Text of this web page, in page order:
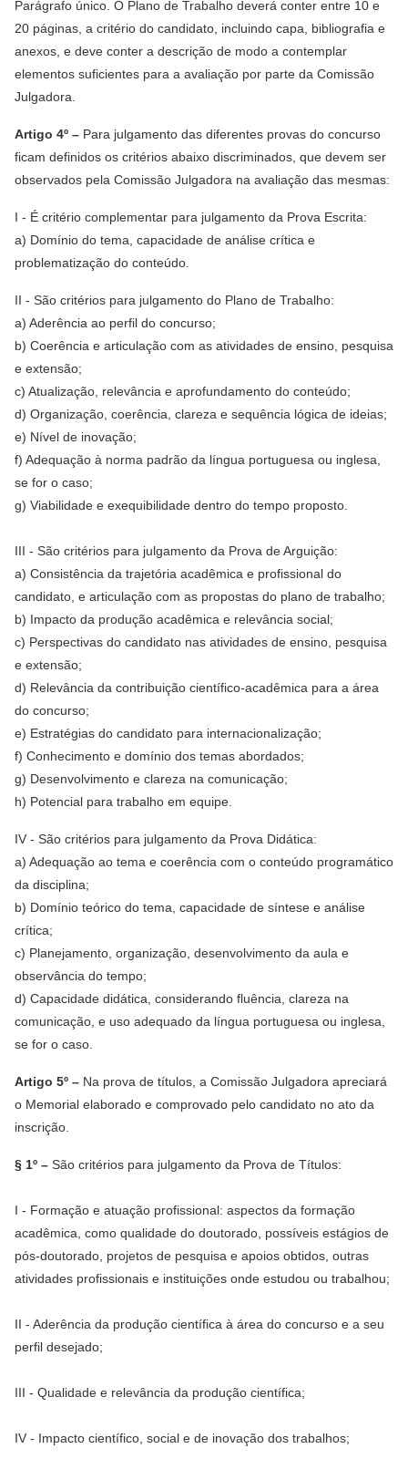
Parágrafo único. O Plano de Trabalho deverá conter entre 10 e
20 páginas, a critério do candidato, incluindo capa, bibliografia e
anexos, e deve conter a descrição de modo a contemplar
elementos suficientes para a avaliação por parte da Comissão
Julgadora.
Artigo 4º – Para julgamento das diferentes provas do concurso
ficam definidos os critérios abaixo discriminados, que devem ser
observados pela Comissão Julgadora na avaliação das mesmas:
I - É critério complementar para julgamento da Prova Escrita:
a) Domínio do tema, capacidade de análise crítica e
problematização do conteúdo.
II - São critérios para julgamento do Plano de Trabalho:
a) Aderência ao perfil do concurso;
b) Coerência e articulação com as atividades de ensino, pesquisa
e extensão;
c) Atualização, relevância e aprofundamento do conteúdo;
d) Organização, coerência, clareza e sequência lógica de ideias;
e) Nível de inovação;
f) Adequação à norma padrão da língua portuguesa ou inglesa,
se for o caso;
g) Viabilidade e exequibilidade dentro do tempo proposto.
III - São critérios para julgamento da Prova de Arguição:
a) Consistência da trajetória acadêmica e profissional do
candidato, e articulação com as propostas do plano de trabalho;
b) Impacto da produção acadêmica e relevância social;
c) Perspectivas do candidato nas atividades de ensino, pesquisa
e extensão;
d) Relevância da contribuição científico-acadêmica para a área
do concurso;
e) Estratégias do candidato para internacionalização;
f) Conhecimento e domínio dos temas abordados;
g) Desenvolvimento e clareza na comunicação;
h) Potencial para trabalho em equipe.
IV - São critérios para julgamento da Prova Didática:
a) Adequação ao tema e coerência com o conteúdo programático
da disciplina;
b) Domínio teórico do tema, capacidade de síntese e análise
crítica;
c) Planejamento, organização, desenvolvimento da aula e
observância do tempo;
d) Capacidade didática, considerando fluência, clareza na
comunicação, e uso adequado da língua portuguesa ou inglesa,
se for o caso.
Artigo 5º – Na prova de títulos, a Comissão Julgadora apreciará
o Memorial elaborado e comprovado pelo candidato no ato da
inscrição.
§ 1º – São critérios para julgamento da Prova de Títulos:
I - Formação e atuação profissional: aspectos da formação
acadêmica, como qualidade do doutorado, possíveis estágios de
pós-doutorado, projetos de pesquisa e apoios obtidos, outras
atividades profissionais e instituições onde estudou ou trabalhou;
II - Aderência da produção científica à área do concurso e a seu
perfil desejado;
III - Qualidade e relevância da produção científica;
IV - Impacto científico, social e de inovação dos trabalhos;